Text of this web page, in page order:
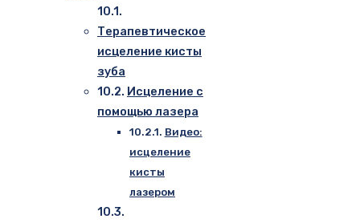
Терапевтическое
исцеление кисты
зуба
Исцеление с
помощью лазера
Видео:
исцеление
кисты
лазером